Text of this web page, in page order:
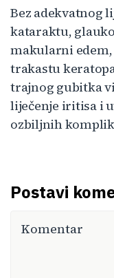
Bez adekvatnog
kataraktu,
makularni edem,
trakastu
trajnog gubitka
liječenje iritisa i
ozbiljnih
Postavi